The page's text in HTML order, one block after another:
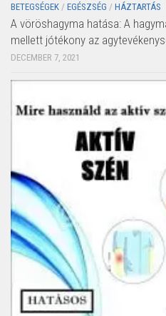
BETEGSÉGEK / EGÉSZSÉG / HÁZTARTÁS
A vöröshagyma hatása: A
mellett jótékony az
DECEMBER 7, 2021